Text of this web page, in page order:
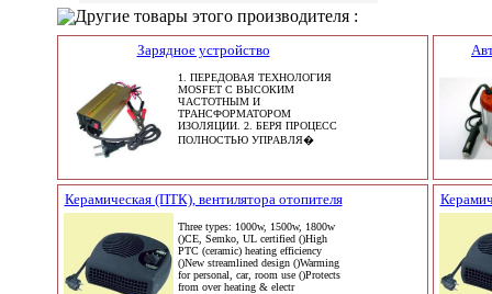
Другие товары этого производителя :
Зарядное устройство
1. ПЕРЕДОВАЯ ТЕХНОЛОГИЯ
MOSFET С ВЫСОКИМ
ЧАСТОТНЫМ И
ТРАНСФОРМАТОРОМ
ИЗОЛЯЦИИ. 2. БЕРЯ ПРОЦЕСС
ПОЛНОСТЬЮ УПРАВЛЯ�
Керамическая (ПТК), вентилятора отопителя
Three types: 1000w, 1500w, 1800w
()CE, Semko, UL certified ()High
PTC (ceramic) heating efficiency
()New streamlined design ()Warming
for personal, car, room use ()Protects
from over heating & electr